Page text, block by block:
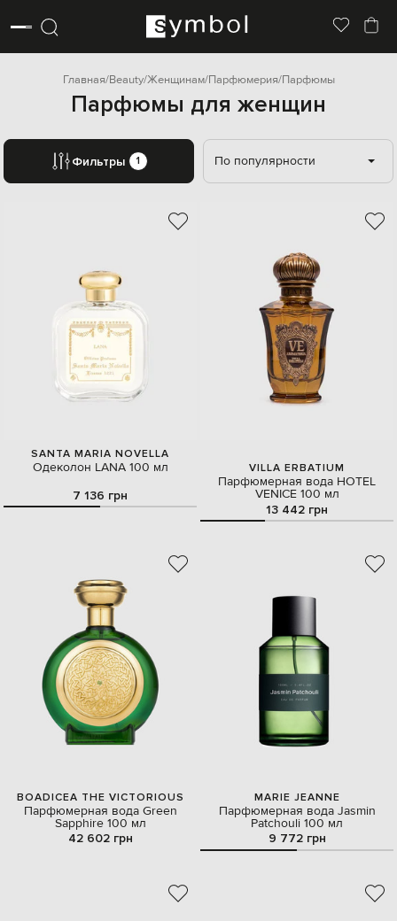
Главная Beauty Женщинам Парфюмерия Парфюмы
Парфюмы для женщин
Фильтры 1 По популярности
SANTA MARIA NOVELLA
Одеколон LANA 100 мл
7 136 грн
VILLA ERBATIUM
Парфюмерная вода HOTEL
VENICE 100 мл
13 442 грн
BOADICEA THE VICTORIOUS
Парфюмерная вода Green
Sapphire 100 мл
42 602 грн
MARIE JEANNE
Парфюмерная вода Jasmin
Patchouli 100 мл
9 772 грн